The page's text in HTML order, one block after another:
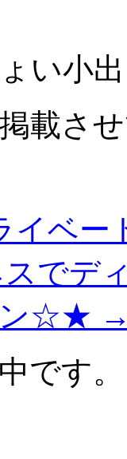
い小
載さ
イベー
でデ
ン☆★
です。